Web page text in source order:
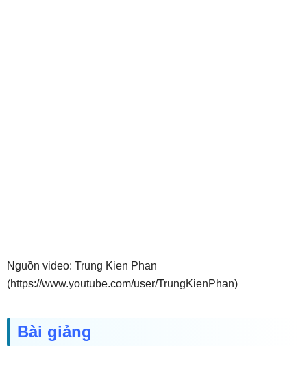
Nguồn video: Trung Kien Phan
(https://www.youtube.com/user/TrungKienPhan)
Bài giảng